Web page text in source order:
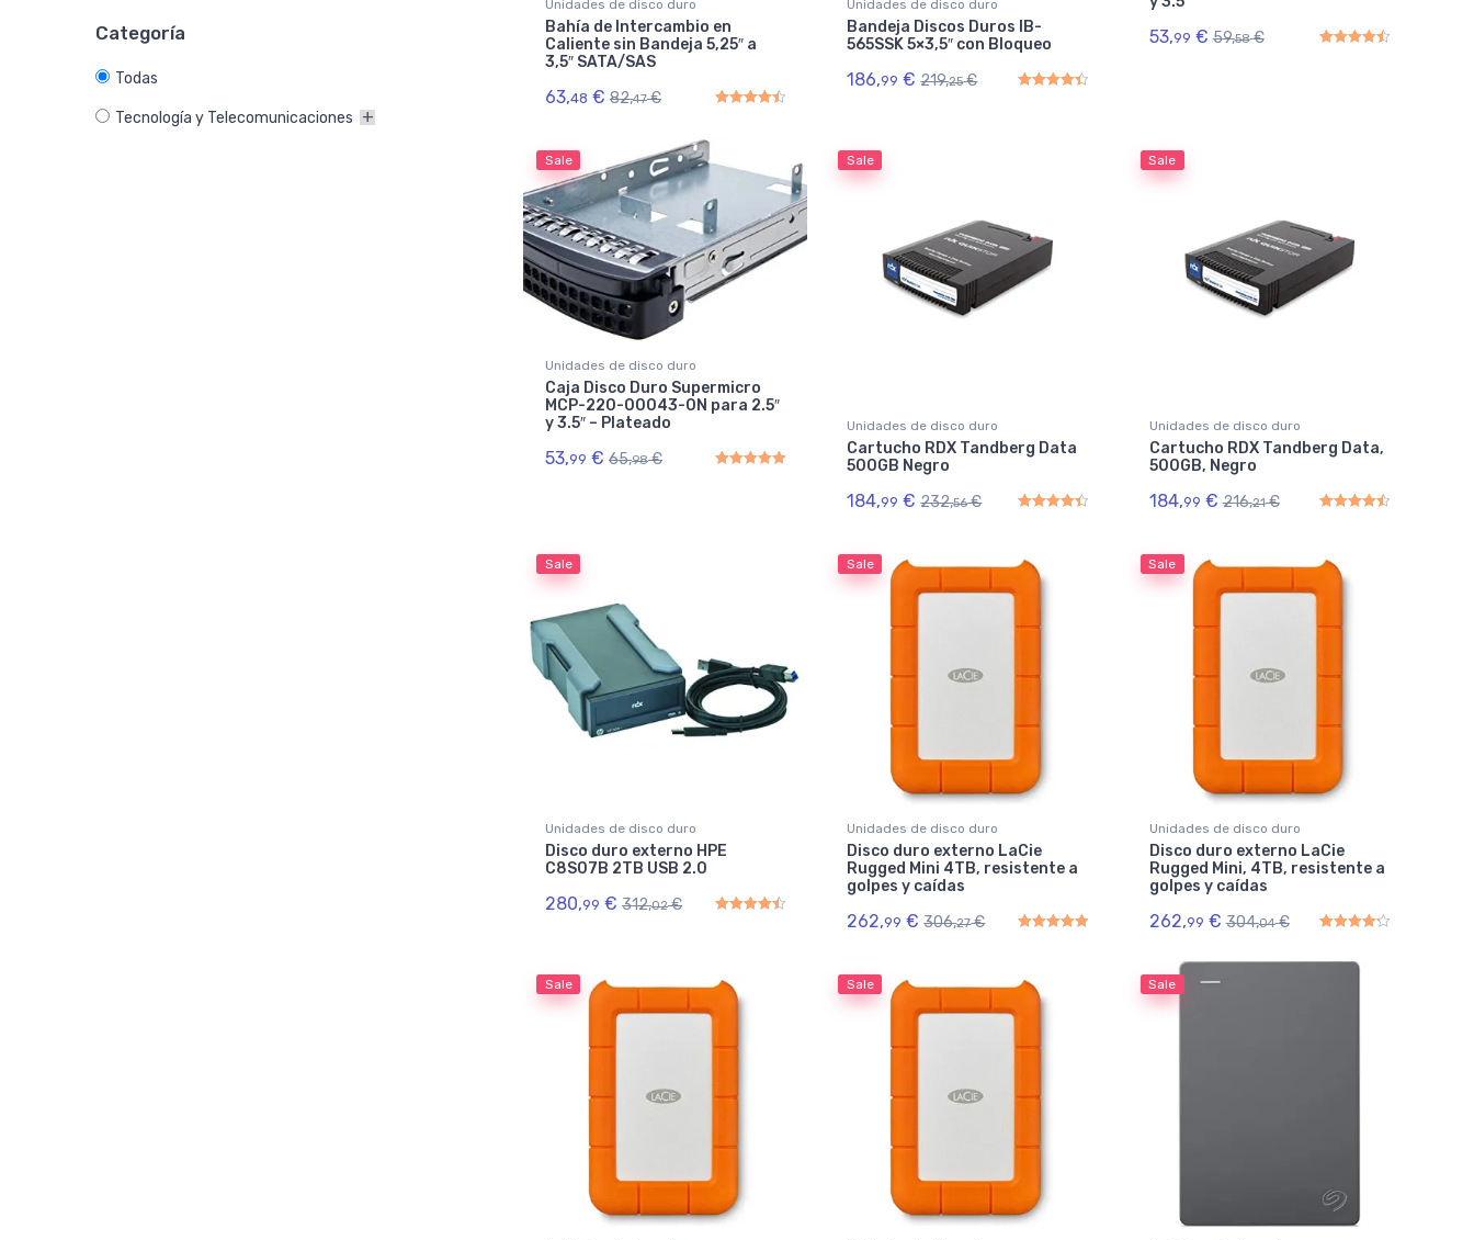
Unidades de disco duro
Bahía de Intercambio en
Caliente sin Bandeja 5,25″ a
3,5″ SATA/SAS
63,48 € 82,47 €
Unidades de disco duro
Bandeja Discos Duros IB-
565SSK 5×3,5″ con Bloqueo
186,99 € 219,25 €
53,99 € 59,58 €
Sale
Unidades de disco duro
Caja Disco Duro Supermicro
MCP-220-00043-0N para 2.5″
y 3.5″ – Plateado
53,99 € 65,98 €
Sale
Unidades de disco duro
Cartucho RDX Tandberg Data
500GB Negro
184,99 € 232,56 €
Sale
Unidades de disco duro
Cartucho RDX Tandberg Data,
500GB, Negro
184,99 € 216,21 €
Sale
Unidades de disco duro
Disco duro externo HPE
C8S07B 2TB USB 2.0
280,99 € 312,02 €
Sale
Unidades de disco duro
Disco duro externo LaCie
Rugged Mini 4TB, resistente a
golpes y caídas
262,99 € 306,27 €
Sale
Unidades de disco duro
Disco duro externo LaCie
Rugged Mini, 4TB, resistente a
golpes y caídas
262,99 € 304,04 €
Sale Sale Sale
Categoría
Todas
Tecnología y Telecomunicaciones